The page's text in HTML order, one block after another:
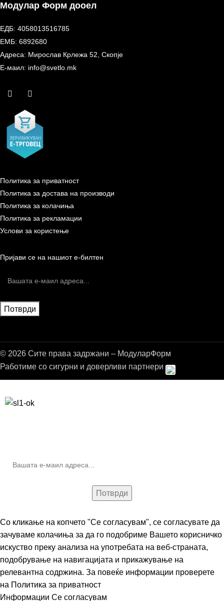
Модулар Форм дооел
ЕДБ: 4058013516785
ЕМБ: 6892680
Адреса: Мирослав Крлежа 52, Скопје
Е-маил: info@svetlo.mk
Политика за приватност
Политика за достава на производи
Политика за колачиња
Политика за рекламации
Услови за користење
Пријави се на нашиот е-билтен
© 2026 Сите права задржани – МодуларФорм
Работиме со сигурни и доверливи партнери
Со кликање на копчето "Се согласувам", се согласувате да
зачуваме колачиња за да го подобриме Вашето корисничко
искуство преку анализа на употребата на веб-страната,
подобрување на навигацијата и прикажување на
релевантна содржина. За повеќе информации проверете
на Политика за приватност
Информации Се согласувам